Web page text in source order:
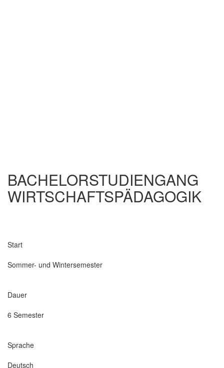
BACHELORSTUDIENGANG
WIRTSCHAFTSPÄDAGOGIK
Start
Sommer- und Wintersemester
Dauer
6 Semester
Sprache
Deutsch